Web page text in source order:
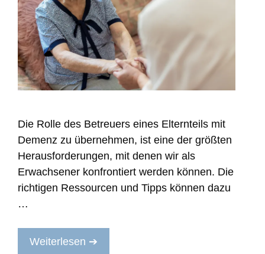
Die Rolle des Betreuers eines Elternteils mit
Demenz zu übernehmen, ist eine der größten
Herausforderungen, mit denen wir als
Erwachsener konfrontiert werden können. Die
richtigen Ressourcen und Tipps können dazu
…
Weiterlesen ➔